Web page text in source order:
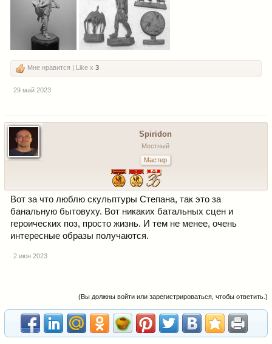
Мне нравится | Like x 3
29 май 2023
Spiridon
Местный
Мастер
Вот за что люблю скульптуры Степана, так это за
банальную бытовуху. Вот никаких батальных сцен и
героических поз, просто жизнь. И тем не менее, очень
интересные образы получаются.
2 июн 2023
(Вы должны войти или зарегистрироваться, чтобы ответить.)